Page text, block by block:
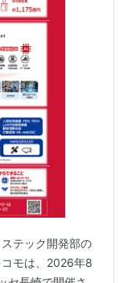
テック開発部の
モは、2026年8